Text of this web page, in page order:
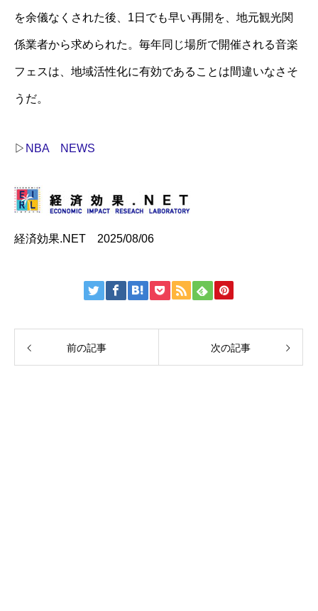
を余儀なくされた後、1日でも早い再開を、地元観光関
係業者から求められた。毎年同じ場所で開催される音楽
フェスは、地域活性化に有効であることは間違いなさそ
うだ。
▷ NBA NEWS
経済効果.NET 2025/08/06
前の記事 次の記事